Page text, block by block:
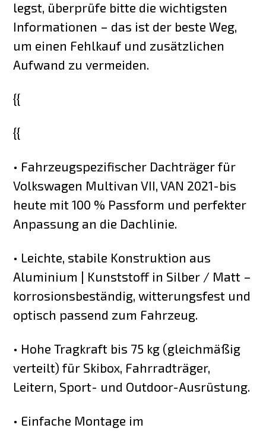
legst, überprüfe bitte die wichtigsten
Informationen – das ist der beste Weg,
um einen Fehlkauf und zusätzlichen
Aufwand zu vermeiden.
{{
{{
• Fahrzeugspezifischer Dachträger für
Volkswagen Multivan VII, VAN 2021-bis
heute mit 100 % Passform und perfekter
Anpassung an die Dachlinie.
• Leichte, stabile Konstruktion aus
Aluminium | Kunststoff in Silber / Matt –
korrosionsbeständig, witterungsfest und
optisch passend zum Fahrzeug.
• Hohe Tragkraft bis 75 kg (gleichmäßig
verteilt) für Skibox, Fahrradträger,
Leitern, Sport- und Outdoor-Ausrüstung.
• Einfache Montage im